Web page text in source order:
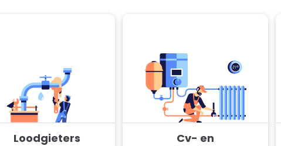
Loodgieters
Cv- en